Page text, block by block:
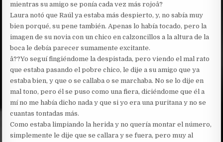
mientras su amigo se ponía cada vez más rojoâ?
Laura notó que Raúl ya estaba más despierto, y, no sabía muy
bien porqué, su pene también. Apenas lo había tocado, pero la
imagen de su novia con un chico en calzoncillos a la altura de la
boca le debía parecer sumamente excitante.
â??Yo seguí fingiéndome la despistada, pero viendo el mal rato
que estaba pasando el pobre chico, le dije a su amigo que ya
estaba bien, y que o se callaba o se marchaba. No se lo dije en
mal tono, pero él se puso como una fiera, diciéndome que él a
mí no me había dicho nada y que si yo era una puritana y no se
cuantas tontadas más.
Como estaba limpiando la herida y no quería montar el número,
simplemente le dije que se callara y se fuera, pero muy al